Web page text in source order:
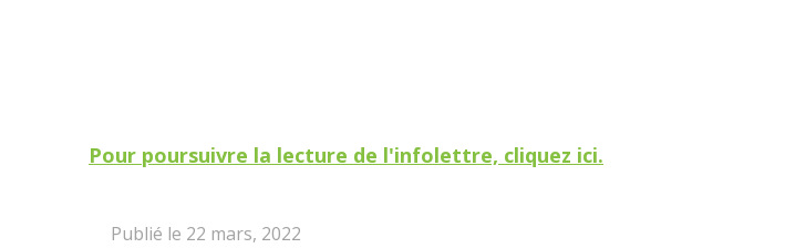
Pour poursuivre la lecture de l'infolettre, cliquez ici.
Publié le 22 mars, 2022